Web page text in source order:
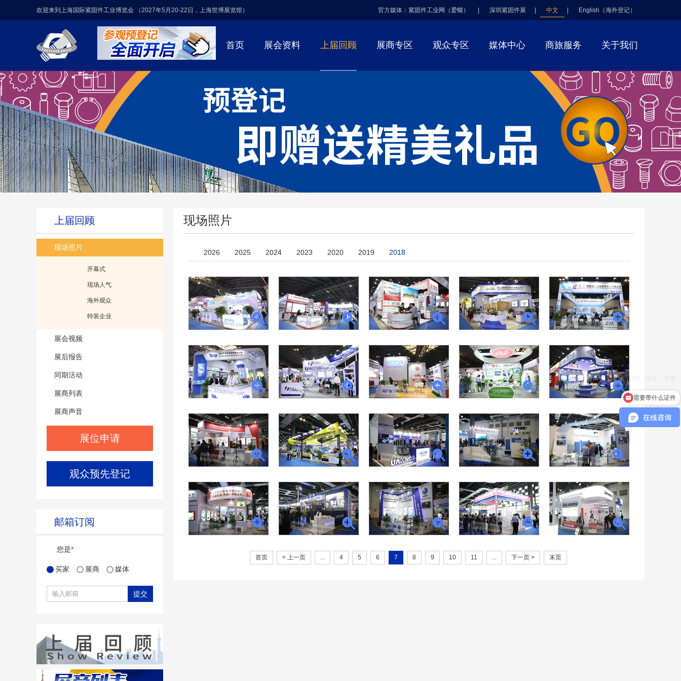
欢迎来到上海国际紧固件工业博览会 （2027年5月20-22日，上海世博展览馆） 官方媒体：紧固件工业网（爱螺） 深圳紧固件展 中文 English（海外登记）
首页 展会资料 上届回顾 展商专区 观众专区 媒体中心 商旅服务 关于我们
上届回顾
现场照片
开幕式
现场人气
海外观众
特装企业
展会视频
展后报告
同期活动
展商列表
展商声音
展位申请
观众预先登记
邮箱订阅
您是*
买家 展商 媒体
现场照片
2026 2025 2024 2023 2020 2019 2018
首页 < 上一页 4 5 6 7 8 9 10 11 下一页 > 末页
需要带什么证件